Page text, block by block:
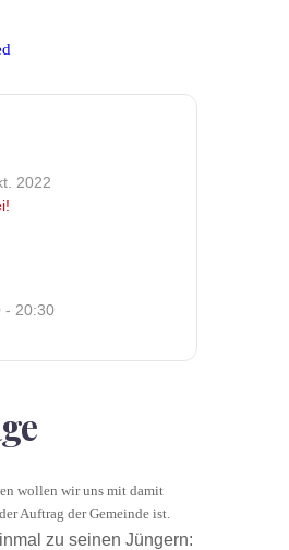
2022
- 20:30
wollen wir uns mit damit
Auftrag der Gemeinde ist.
zu seinen Jüngern: